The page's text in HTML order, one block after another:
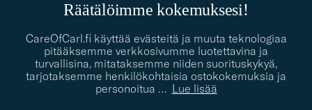
Räätälöimme kokemuksesi!
CareOfCarl.fi käyttää evästeitä ja muuta teknologiaa
pitääksemme verkkosivumme luotettavina ja
turvallisina, mitataksemme niiden suorituskykyä,
tarjotaksemme henkilökohtaisia ostokokemuksia ja
personoitua … Lue lisää
contact@careofcarl.com
PUKEUTUMISNEUVONTA
Kaipaatko apua oman tyylisi löytämiseen? Me autamme sinua
mielellämme!
PUKEUTUMISNEUVONTA